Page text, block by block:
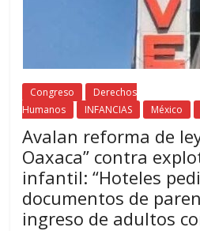
Congreso
Derechos
Humanos
INFANCIAS México
Avalan reforma de
Oaxaca” contra
infantil: “Hoteles
documentos de
ingreso de adultos